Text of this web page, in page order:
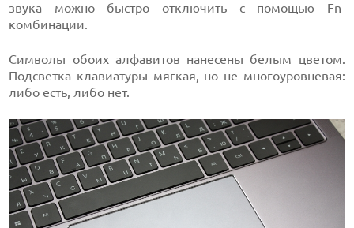
звука можно быстро отключить с помощью Fn-
комбинации.
Символы обоих алфавитов нанесены белым цветом.
Подсветка клавиатуры мягкая, но не многоуровневая:
либо есть, либо нет.